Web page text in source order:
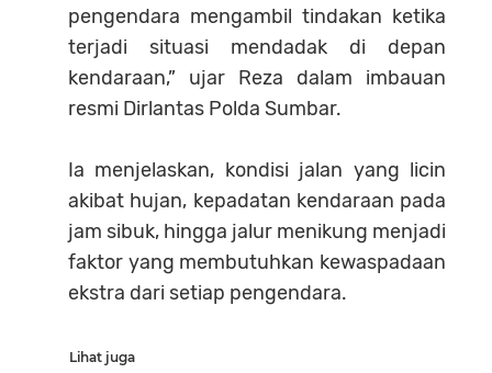
pengendara mengambil tindakan ketika
terjadi situasi mendadak di depan
kendaraan,” ujar Reza dalam imbauan
resmi Dirlantas Polda Sumbar.
Ia menjelaskan, kondisi jalan yang licin
akibat hujan, kepadatan kendaraan pada
jam sibuk, hingga jalur menikung menjadi
faktor yang membutuhkan kewaspadaan
ekstra dari setiap pengendara.
Lihat juga